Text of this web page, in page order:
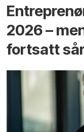
2026 –
fortsatt